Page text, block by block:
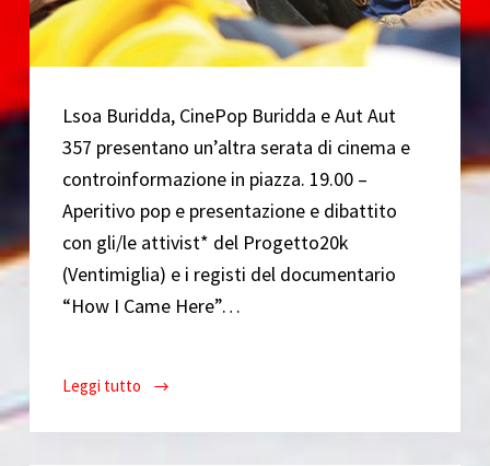
Lsoa Buridda, CinePop Buridda e Aut Aut
357 presentano un’altra serata di cinema e
controinformazione in piazza. 19.00 –
Aperitivo pop e presentazione e dibattito
con gli/le attivist* del Progetto20k
(Ventimiglia) e i registi del documentario
“How I Came Here”…
Leggi tutto
Documentari